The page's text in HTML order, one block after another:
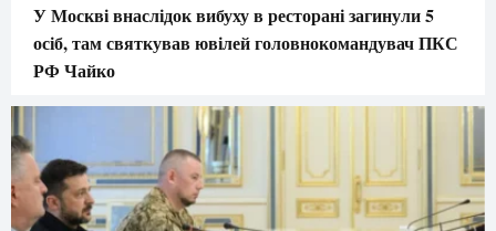
У Москві внаслідок вибуху в ресторані загинули 5
осіб, там святкував ювілей головнокомандувач ПКС
РФ Чайко